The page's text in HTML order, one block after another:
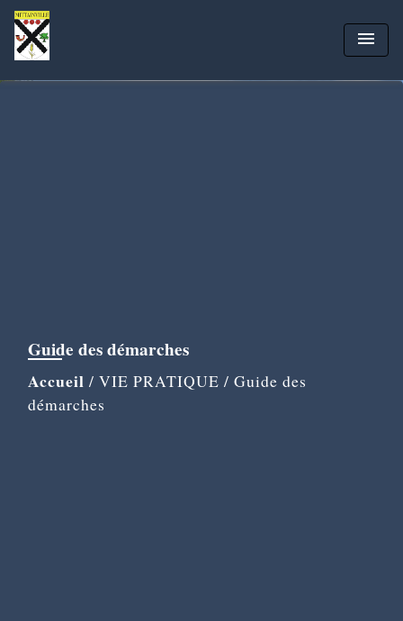
menu
Guide des démarches
Accueil / VIE PRATIQUE / Guide des
démarches